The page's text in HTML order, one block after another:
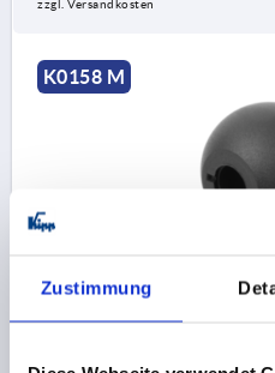
Zustimmung
zzgl. Versandkosten
K0158 M
KUGELKNOPF DIN319
BOHRUNG KONISCH D=8,